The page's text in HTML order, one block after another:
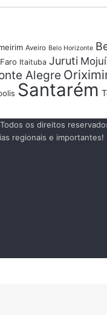
Aveiro Belo Horizonte
Faro Itaituba Juruti
Alegre
Santarém
os direitos
regionais e importantes!